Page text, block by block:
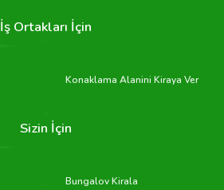
İş Ortakları İçin
Konaklama Alanini Kiraya Ver
Sizin İçin
Bungalov Kirala